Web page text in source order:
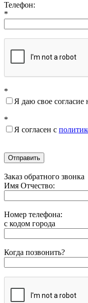
Телефон:
*
*
Я даю свое согласие
*
Я согласен с
Отправить
Заказ обратного звонка
Имя Отчество:
Номер телефона:
с кодом города
Когда позвонить?